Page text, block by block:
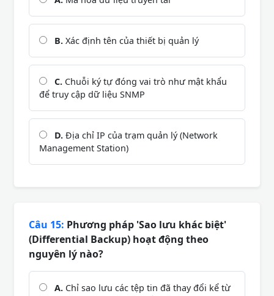
B. Xác định tên của thiết bị quản lý
C. Chuỗi ký tự đóng vai trò như mật khẩu
để truy cập dữ liệu SNMP
D. Địa chỉ IP của trạm quản lý (Network
Management Station)
Câu 15: Phương pháp 'Sao lưu khác biệt'
(Differential Backup) hoạt động theo
nguyên lý nào?
A. Chỉ sao lưu các tệp tin đã thay đổi kể từ